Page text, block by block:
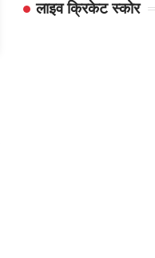
लाइव क्रिकेट स्कोर